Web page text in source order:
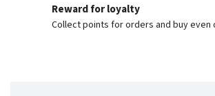
Reward for loyalty
Collect points for orders and buy even